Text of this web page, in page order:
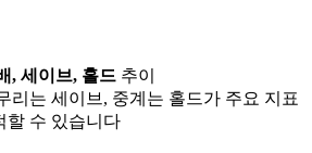
, 세이브, 홀드 추이
리는 세이브, 중계는 홀드가 주요 지표
할 수 있습니다